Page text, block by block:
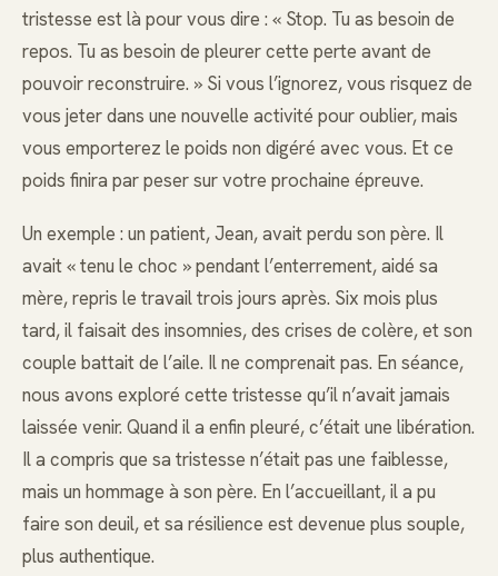
tristesse est là pour vous dire : « Stop. Tu as besoin de
repos. Tu as besoin de pleurer cette perte avant de
pouvoir reconstruire. » Si vous l’ignorez, vous risquez de
vous jeter dans une nouvelle activité pour oublier, mais
vous emporterez le poids non digéré avec vous. Et ce
poids finira par peser sur votre prochaine épreuve.
Un exemple : un patient, Jean, avait perdu son père. Il
avait « tenu le choc » pendant l’enterrement, aidé sa
mère, repris le travail trois jours après. Six mois plus
tard, il faisait des insomnies, des crises de colère, et son
couple battait de l’aile. Il ne comprenait pas. En séance,
nous avons exploré cette tristesse qu’il n’avait jamais
laissée venir. Quand il a enfin pleuré, c’était une libération.
Il a compris que sa tristesse n’était pas une faiblesse,
mais un hommage à son père. En l’accueillant, il a pu
faire son deuil, et sa résilience est devenue plus souple,
plus authentique.